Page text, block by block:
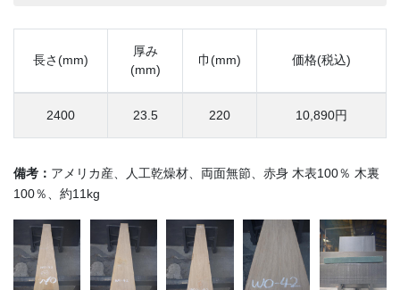
長さ(mm)
厚み
(mm)
巾(mm) 価格(税込)
2400 23.5 220 10,890円
備考： アメリカ産、人工乾燥材、両面無節、赤身 木表100％ 木裏
100％、約11kg